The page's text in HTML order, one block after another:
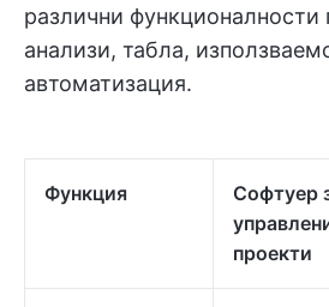
различни функционалности
анализи, табла,
автоматизация.
Функция
Софтуер
проекти